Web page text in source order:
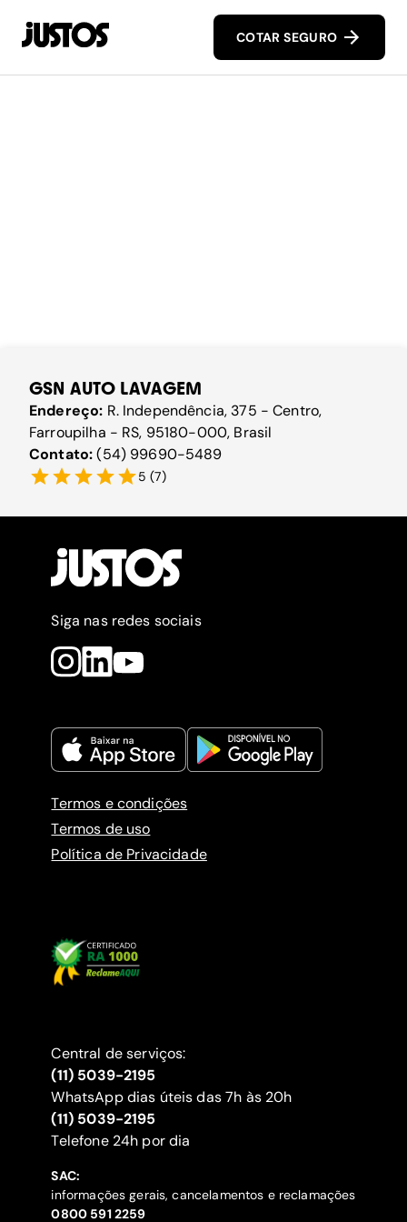
COTAR SEGURO
GSN AUTO LAVAGEM
Endereço: R. Independência, 375 - Centro,
Farroupilha - RS, 95180-000, Brasil
Contato:(54) 99690-5489
5 (7)
Siga nas redes sociais
Termos e condições
Termos de uso
Política de Privacidade
Central de serviços:
(11) 5039-2195
WhatsApp dias úteis das 7h às 20h
(11) 5039-2195
‍Telefone 24h por dia
SAC:
informações gerais, cancelamentos e reclamações
‍0800 591 2259